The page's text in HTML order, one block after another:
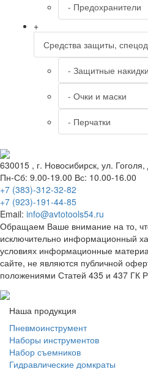
- Предохранители
+
Средства защиты,
- Защитные накидки
- Очки и маски
- Перчатки
630015 , г. Новосибирск, ул.
Пн-Сб: 9.00-19.00 Вс: 10.00-16.00
+7 (383)-312-32-82
+7 (923)-191-44-85
Email: info@avtotools54.ru
Обращаем Ваше внимание на то,
исключительно информационный
условиях информационные
сайте, не являются публичной
положениями Статей 435 и 437 ГК
Наша продукция
Пневмоинструмент
Наборы инструментов
Набор съемников
Гидравлические домкраты